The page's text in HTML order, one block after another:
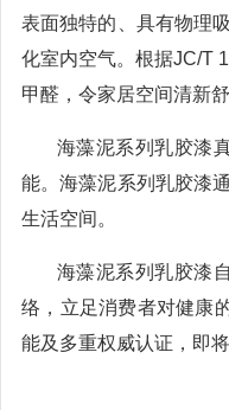
表面独特的、具有物理
化室内空气。根据JC/T
甲醛，令家居空间清新舒
海藻泥系列乳胶漆
能。海藻泥系列乳胶漆
生活空间。
海藻泥系列乳胶漆
络，立足消费者对健康
能及多重权威认证，即